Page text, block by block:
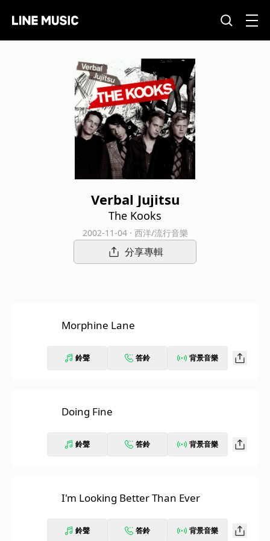
Verbal Jujitsu
The Kooks
2002-11-04 · 西洋/流行音樂
分享專輯
Morphine Lane
鈴聲 答鈴 背景音樂
Doing Fine
鈴聲 答鈴 背景音樂
I'm Looking Better Than Ever
鈴聲 答鈴 背景音樂